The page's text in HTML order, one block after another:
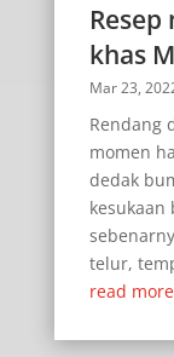
khas
Mar 23,
Rendang
momen
dedak
kesukaan
telur,
read more